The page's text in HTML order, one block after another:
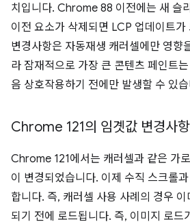
치입니다. Chrome 88 이전에는 새 슬
이전 요소가 삭제되면 LCP 업데이트가
변경사항은 자동재생 캐러셀에만 영향
라 잠재적으로 가장 큰 콘텐츠 페인트
음 상호작용하기 전에만 발생할 수 있
Chrome 121의 임곗값 변경사항
Chrome 121에서는 캐러셀과 같은 가
이 변경되었습니다. 이제 수직 스크롤
합니다. 즉, 캐러셀 사용 사례의 경우 이
되기 전에 로드됩니다. 즉, 이미지 로드